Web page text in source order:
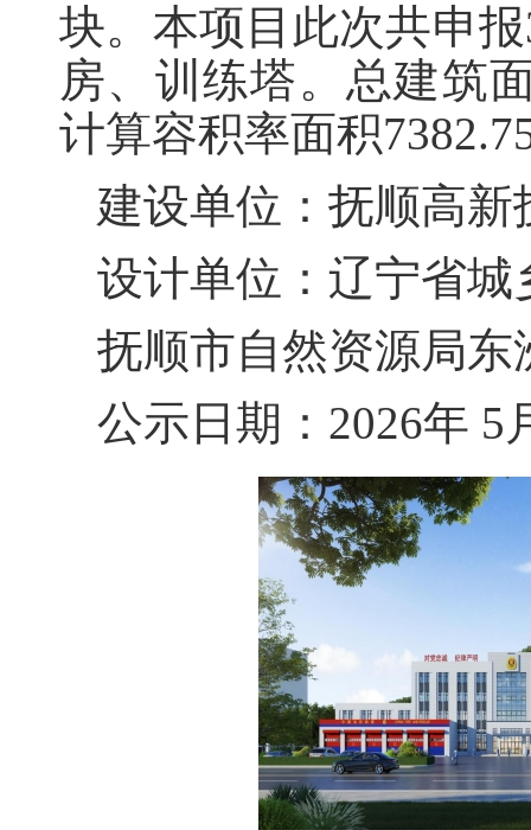
块。本项目此次共申
房、训练塔。总建筑
计算容积率面积
建设单位：抚顺高
设计单位：辽宁省
抚顺市自然资源局东
公示日期：2026年 5